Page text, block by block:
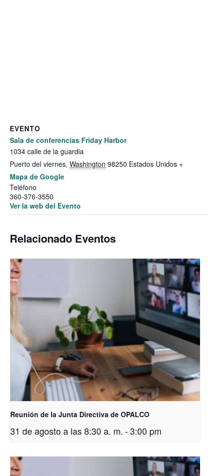
EVENTO
Sala de conferencias Friday Harbor
1034 calle de la guardia
Puerto del viernes, Washington 98250 Estados Unidos +
Mapa de Google
Teléfono
360-376-3550
Ver la web del Evento
Relacionado Eventos
Reunión de la Junta Directiva de OPALCO
31 de agosto a las 8:30 a. m.-3:00 pm